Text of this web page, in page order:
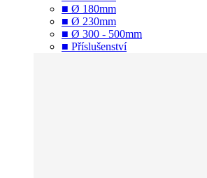
■ Ø 180mm
■ Ø 230mm
■ Ø 300 - 500mm
■ Příslušenství